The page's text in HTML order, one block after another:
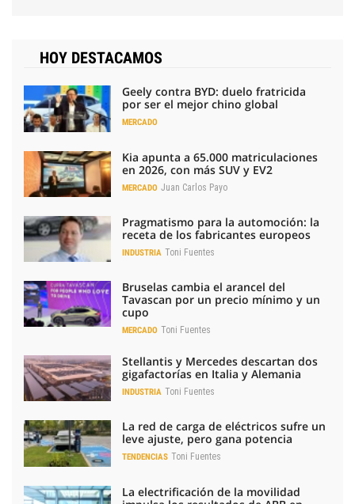
HOY DESTACAMOS
Geely contra BYD: duelo fratricida
por ser el mejor chino global
MERCADO
Kia apunta a 65.000 matriculaciones
en 2026, con más SUV y EV2
MERCADO Juan Carlos Payo
Pragmatismo para la automoción: la
receta de los fabricantes europeos
INDUSTRIA Toni Fuentes
Bruselas cambia el arancel del
Tavascan por un precio mínimo y un
cupo
MERCADO Toni Fuentes
Stellantis y Mercedes descartan dos
gigafactorías en Italia y Alemania
INDUSTRIA Toni Fuentes
La red de carga de eléctricos sufre un
leve ajuste, pero gana potencia
TENDENCIAS Toni Fuentes
La electrificación de la movilidad